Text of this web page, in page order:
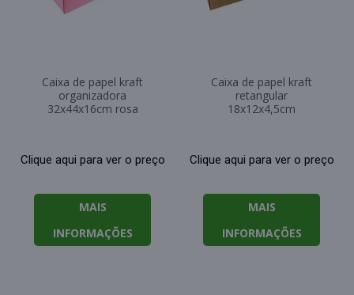
Caixa de papel kraft
organizadora
32x44x16cm rosa
Clique aqui para ver o preço
MAIS
INFORMAÇÕES
Caixa de papel kraft
retangular
18x12x4,5cm
Clique aqui para ver o preço
MAIS
INFORMAÇÕES